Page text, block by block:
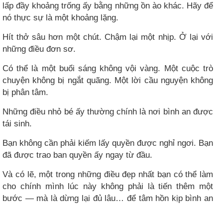
lấp đầy khoảng trống ấy bằng những ồn ào khác. Hãy để
nó thực sự là một khoảng lặng.
Hít thở sâu hơn một chút. Chậm lại một nhịp. Ở lại với
những điều đơn sơ.
Có thể là một buổi sáng không vội vàng. Một cuộc trò
chuyện không bị ngắt quãng. Một lời cầu nguyện không
bị phân tâm.
Những điều nhỏ bé ấy thường chính là nơi bình an được
tái sinh.
Bạn không cần phải kiếm lấy quyền được nghỉ ngơi. Bạn
đã được trao ban quyền ấy ngay từ đầu.
Và có lẽ, một trong những điều đẹp nhất bạn có thể làm
cho chính mình lúc này không phải là tiến thêm một
bước — mà là dừng lại đủ lâu… để tâm hồn kịp bình an